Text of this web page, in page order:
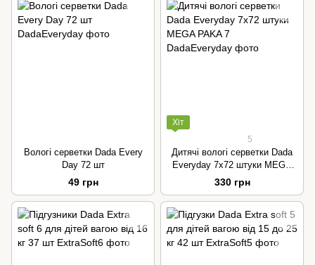
Вологі серветки Dada Every
Day 72 шт
49 грн
Хіт
5
Дитячі вологі серветки Dada
Everyday 7x72 штуки MEGA
PAKA
330 грн